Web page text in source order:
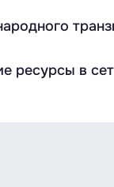
ресурсы в